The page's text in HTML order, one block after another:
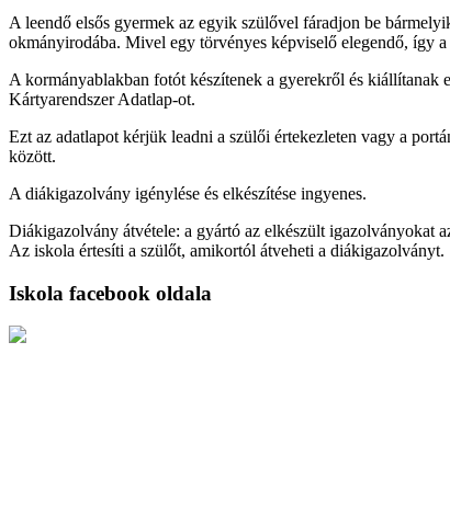
A leendő elsős gyermek az egyik szülővel fáradjon be
okmányirodába. Mivel egy törvényes képviselő elegendő, így
A kormányablakban fotót készítenek a gyerekről és kiállítanak
Kártyarendszer Adatlap-ot.
Ezt az adatlapot kérjük leadni a szülői értekezleten vagy a
között.
A diákigazolvány igénylése és elkészítése ingyenes.
Diákigazolvány átvétele: a gyártó az elkészült igazolványokat
Az iskola értesíti a szülőt, amikortól átveheti a diákigazolványt.
Iskola facebook oldala